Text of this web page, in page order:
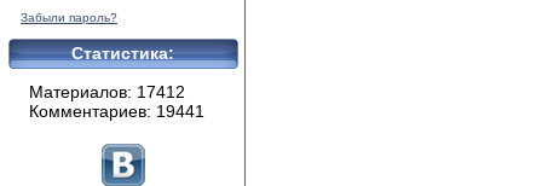
Забыли пароль?
Статистика:
Материалов: 17412
Комментариев: 19441